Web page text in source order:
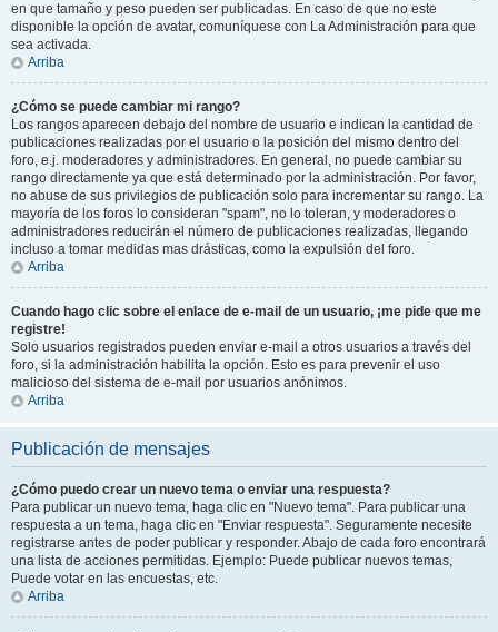
en que tamaño y peso pueden ser publicadas. En caso de que no este
disponible la opción de avatar, comuníquese con La Administración para que
sea activada.
Arriba
¿Cómo se puede cambiar mi rango?
Los rangos aparecen debajo del nombre de usuario e indican la cantidad de
publicaciones realizadas por el usuario o la posición del mismo dentro del
foro, e.j. moderadores y administradores. En general, no puede cambiar su
rango directamente ya que está determinado por la administración. Por favor,
no abuse de sus privilegios de publicación solo para incrementar su rango. La
mayoría de los foros lo consideran "spam", no lo toleran, y moderadores o
administradores reducirán el número de publicaciones realizadas, llegando
incluso a tomar medidas mas drásticas, como la expulsión del foro.
Arriba
Cuando hago clic sobre el enlace de e-mail de un usuario, ¡me pide que me
registre!
Solo usuarios registrados pueden enviar e-mail a otros usuarios a través del
foro, si la administración habilita la opción. Esto es para prevenir el uso
malicioso del sistema de e-mail por usuarios anónimos.
Arriba
Publicación de mensajes
¿Cómo puedo crear un nuevo tema o enviar una respuesta?
Para publicar un nuevo tema, haga clic en "Nuevo tema". Para publicar una
respuesta a un tema, haga clic en "Enviar respuesta". Seguramente necesite
registrarse antes de poder publicar y responder. Abajo de cada foro encontrará
una lista de acciones permitidas. Ejemplo: Puede publicar nuevos temas,
Puede votar en las encuestas, etc.
Arriba